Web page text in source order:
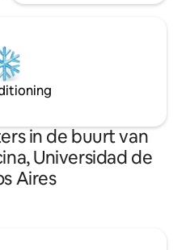
in de buurt van
Universidad de
Aires